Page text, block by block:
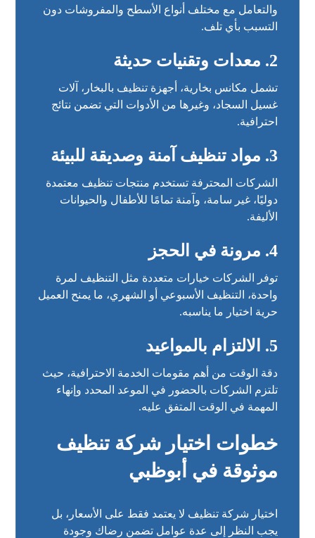
والتعامل مع مختلف أنواع الأسطح والمفروشات دون
التسبب بأي تلف.
2. معدات وتقنيات حديثة
تشمل مكانس بخارية، أجهزة تنظيف بالبخار، آلات
غسيل السجاد، وغيرها من الأدوات التي تضمن نتائج
احترافية.
3. مواد تنظيف آمنة وصديقة للبيئة
الشركات المحترفة تستخدم منتجات تنظيف معتمدة
دوليًا، غير سامة، وآمنة تمامًا للأطفال والحيوانات
الأليفة.
4. مرونة في الحجز
توفر الشركات خيارات متعددة مثل التنظيف لمرة
واحدة، التنظيف الأسبوعي أو الشهري، ما يمنح العميل
حرية اختيار ما يناسبه.
5. الالتزام بالمواعيد
دقة الوقت من أهم مقومات الخدمة الاحترافية، حيث
تلتزم الشركات بالحضور في الموعد المحدد وإنهاء
المهمة في الوقت المتفق عليه.
خطوات اختيار شركة تنظيف
موثوقة في أبوظبي
اختيار شركة تنظيف لا يعتمد فقط على الأسعار، بل
يجب النظر إلى عدة عوامل تضمن رضاك وجودة